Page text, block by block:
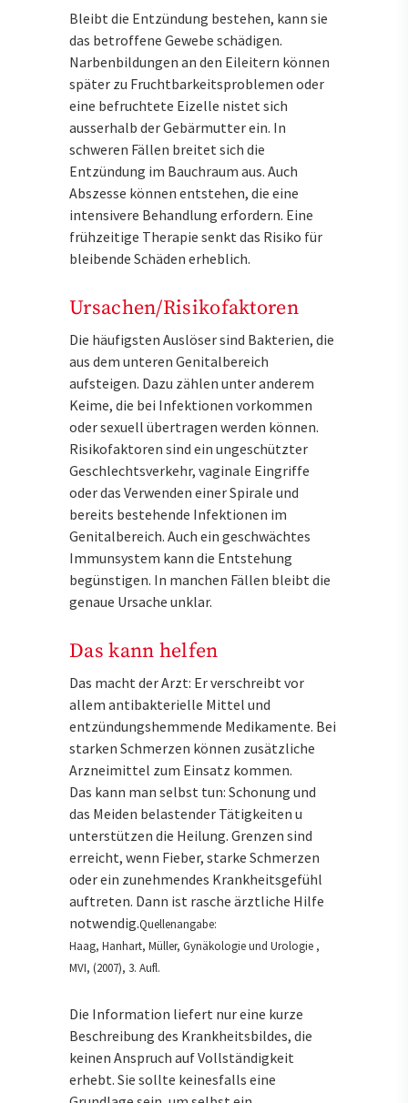
Bleibt die Entzündung bestehen, kann sie
das betroffene Gewebe schädigen.
Narbenbildungen an den Eileitern können
später zu Fruchtbarkeitsproblemen oder
eine befruchtete Eizelle nistet sich
ausserhalb der Gebärmutter ein. In
schweren Fällen breitet sich die
Entzündung im Bauchraum aus. Auch
Abszesse können entstehen, die eine
intensivere Behandlung erfordern. Eine
frühzeitige Therapie senkt das Risiko für
bleibende Schäden erheblich.
Ursachen/Risikofaktoren
Die häufigsten Auslöser sind Bakterien, die
aus dem unteren Genitalbereich
aufsteigen. Dazu zählen unter anderem
Keime, die bei Infektionen vorkommen
oder sexuell übertragen werden können.
Risikofaktoren sind ein ungeschützter
Geschlechtsverkehr, vaginale Eingriffe
oder das Verwenden einer Spirale und
bereits bestehende Infektionen im
Genitalbereich. Auch ein geschwächtes
Immunsystem kann die Entstehung
begünstigen. In manchen Fällen bleibt die
genaue Ursache unklar.
Das kann helfen
Das macht der Arzt: Er verschreibt vor
allem antibakterielle Mittel und
entzündungshemmende Medikamente. Bei
starken Schmerzen können zusätzliche
Arzneimittel zum Einsatz kommen.
Das kann man selbst tun: Schonung und
das Meiden belastender Tätigkeiten u
unterstützen die Heilung. Grenzen sind
erreicht, wenn Fieber, starke Schmerzen
oder ein zunehmendes Krankheitsgefühl
auftreten. Dann ist rasche ärztliche Hilfe
notwendig.Quellenangabe:
Haag, Hanhart, Müller, Gynäkologie und Urologie ,
MVI, (2007), 3. Aufl.
Die Information liefert nur eine kurze
Beschreibung des Krankheitsbildes, die
keinen Anspruch auf Vollständigkeit
erhebt. Sie sollte keinesfalls eine